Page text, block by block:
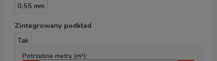
0,55 mm
Zintegrowany podkład
Tak
Potrzebne metry (m²):